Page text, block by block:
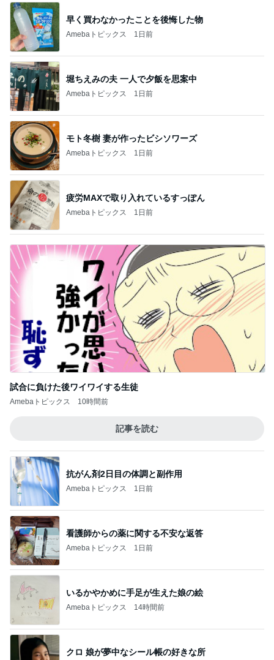
早く買わなかったことを後悔した物
Amebaトピックス 1日前
堀ちえみの夫 一人で夕飯を思案中
Amebaトピックス 1日前
モト冬樹 妻が作ったビシソワーズ
Amebaトピックス 1日前
疲労MAXで取り入れているすっぽん
Amebaトピックス 1日前
試合に負けた後ワイワイする生徒
Amebaトピックス 10時間前
記事を読む
抗がん剤2日目の体調と副作用
Amebaトピックス 1日前
看護師からの薬に関する不安な返答
Amebaトピックス 1日前
いるかやかめに手足が生えた娘の絵
Amebaトピックス 14時間前
クロ 娘が夢中なシール帳の好きな所